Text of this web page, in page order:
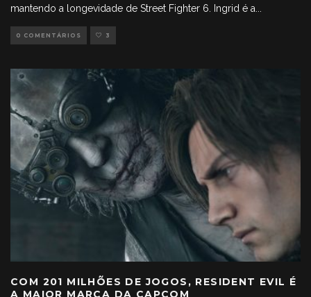
mantendo a longevidade de Street Fighter 6. Ingrid é a
0 COMENTÁRIOS 3
COM 201 MILHÕES DE JOGOS, RESIDENT EVIL É
A MAIOR MARCA DA CAPCOM